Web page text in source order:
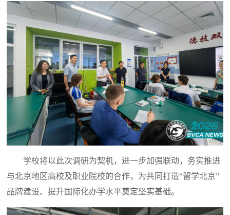
学校将以此次调研为契机，进一步加强联动，务实推进
与北京地区高校及职业院校的合作，为共同打造“留学北京”
品牌建设、提升国际化办学水平奠定坚实基础。